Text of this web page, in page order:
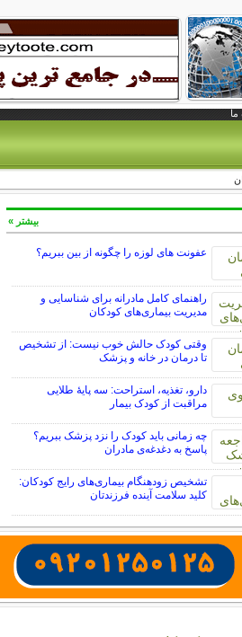
ما
عفونت های لوزه را چگونه از بین ببریم؟
راهنمای کامل مادرانه برای شناسایی و
مدیریت بیماری‌های کودکان
وقتی کودک حالش خوب نیست: از تشخیص
تا درمان در خانه و پزشک
دارو، تغذیه، استراحت: سه پایه‌ٔ طلایی
مراقبت از کودک بیمار
چه زمانی باید کودک را نزد پزشک ببریم؟
پاسخ به دغدغه‌ی مادران
تشخیص زودهنگام بیماری‌های رایج کودکان:
کلید سلامت آینده فرزندتان
بیشتر »